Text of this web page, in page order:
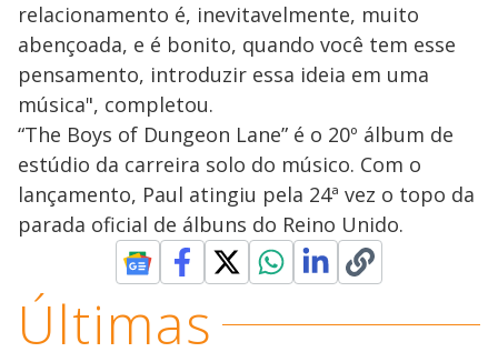
relacionamento é, inevitavelmente, muito
abençoada, e é bonito, quando você tem esse
pensamento, introduzir essa ideia em uma
música", completou.
“The Boys of Dungeon Lane” é o 20º álbum de
estúdio da carreira solo do músico. Com o
lançamento, Paul atingiu pela 24ª vez o topo da
parada oficial de álbuns do Reino Unido.
Últimas